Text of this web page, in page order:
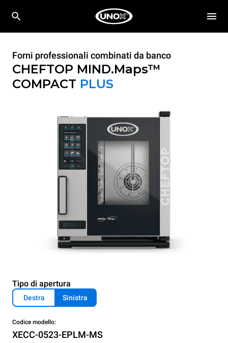
Forni professionali combinati da banco
CHEFTOP MIND.Maps™
COMPACT PLUS
Tipo di apertura
Destra Sinistra
Codice modello:
XECC-0523-EPLM-MS